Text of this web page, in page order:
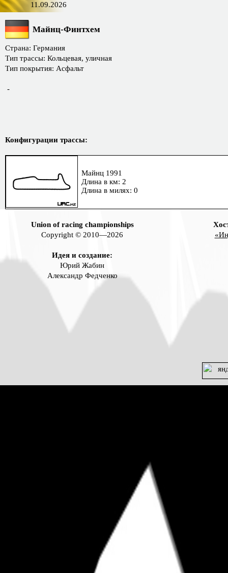
11.09.2026
Майнц-Финтхем
Страна: Германия
Тип трассы: Кольцевая, уличная
Тип покрытия: Асфальт
-
Конфигурации трассы:
Майнц 1991
Длина в км: 2
Длина в милях: 0
Union of racing championships
Copyright © 2010—2026
Идея и создание:
Юрий Жабин
Александр Федченко